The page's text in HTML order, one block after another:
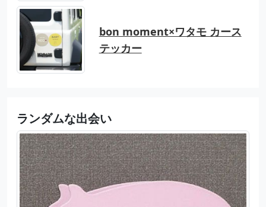
bon moment×ワタモ カース
テッカー
ランダムな出会い